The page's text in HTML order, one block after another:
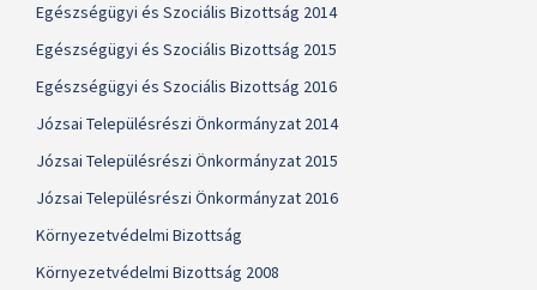
Egészségügyi és Szociális Bizottság 2014
Egészségügyi és Szociális Bizottság 2015
Egészségügyi és Szociális Bizottság 2016
Józsai Településrészi Önkormányzat 2014
Józsai Településrészi Önkormányzat 2015
Józsai Településrészi Önkormányzat 2016
Környezetvédelmi Bizottság
Környezetvédelmi Bizottság 2008